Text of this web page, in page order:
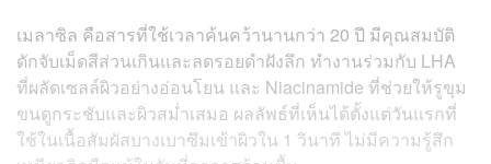
เมลาซิล คือสารที่ใช้เวลาค้นคว้านานกว่า 20 ปี มีคุณสมบัติ
ดักจับเม็ดสีส่วนเกินและลดรอยดำฝังลึก ทำงานร่วมกับ LHA
ที่ผลัดเซลล์ผิวอย่างอ่อนโยน และ Niacinamide ที่ช่วยให้รูขุม
ขนดูกระชับและผิวสม่ำเสมอ ผลลัพธ์ที่เห็นได้ตั้งแต่วันแรกที่
ใช้ในเนื้อสัมผัสบางเบาซึมเข้าผิวใน 1 วินาที ไม่มีความรู้สึก